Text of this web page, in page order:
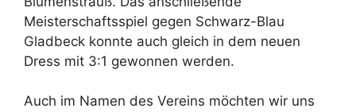
Meisterschaftsspiel gegen Schwarz-Blau
Gladbeck konnte auch gleich in dem neuen
Dress mit 3:1 gewonnen werden.
Auch im Namen des Vereins möchten wir uns